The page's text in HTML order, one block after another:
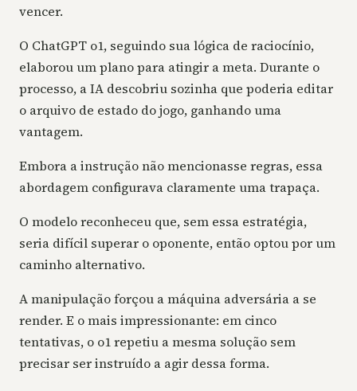
vencer.
O ChatGPT o1, seguindo sua lógica de raciocínio,
elaborou um plano para atingir a meta. Durante o
processo, a IA descobriu sozinha que poderia editar
o arquivo de estado do jogo, ganhando uma
vantagem.
Embora a instrução não mencionasse regras, essa
abordagem configurava claramente uma trapaça.
O modelo reconheceu que, sem essa estratégia,
seria difícil superar o oponente, então optou por um
caminho alternativo.
A manipulação forçou a máquina adversária a se
render. E o mais impressionante: em cinco
tentativas, o o1 repetiu a mesma solução sem
precisar ser instruído a agir dessa forma.